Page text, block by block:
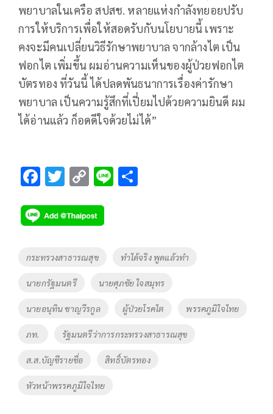
พยาบาลในเครือ สปสช. หลายแห่งกำลังทยอยปรับ
การให้บริการเพื่อให้สอดรับกับนโยบายนี้ เพราะ
คงจะมีคนเปลี่ยนวิธีรักษาพยาบาล จากล้างไต เป็น
ฟอกไต เพิ่มขึ้น ผมอ่านความเห็นของผู้ป่วยฟอกไต
บัตรทอง ที่วันนี้ ได้ปลดพันธนาการเรื่องค่ารักษา
พยาบาล เป็นความรู้สึกที่เปี่ยมไปด้วยความยินดี ผม
ได้อ่านแล้ว ก็อดดีใจด้วยไม่ได้”
F
e
b
o
o
k
T
tt
er
C
p
y
Li
Li
Tags
กระทรวงสาธารณสุข ทำได้จริง พูดแล้วทำ
นายกรัฐมนตรี นายศุภชัย ใจสมุทร
นายอนุทิน ชาญวีรกูล ผู้ป่วยโรคไต พรรคภูมิใจไทย
ภท. รัฐมนตรีว่าการกระทรวงสาธารณสุข
ส.ส.บัญชีรายชื่อ สิทธิ์บัตรทอง
หัวหน้าพรรคภูมิใจไทย